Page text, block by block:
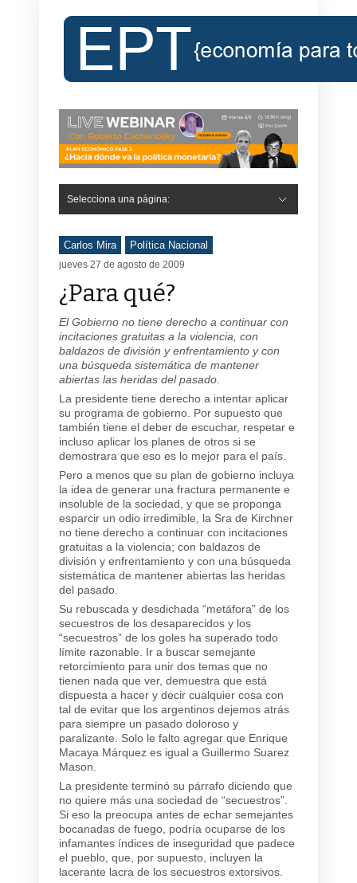
Selecciona una página:
Carlos Mira Política Nacional
jueves 27 de agosto de 2009
¿Para qué?
El Gobierno no tiene derecho a continuar con
incitaciones gratuitas a la violencia, con
baldazos de división y enfrentamiento y con
una búsqueda sistemática de mantener
abiertas las heridas del pasado.
La presidente tiene derecho a intentar aplicar
su programa de gobierno. Por supuesto que
también tiene el deber de escuchar, respetar e
incluso aplicar los planes de otros si se
demostrara que eso es lo mejor para el país.
Pero a menos que su plan de gobierno incluya
la idea de generar una fractura permanente e
insoluble de la sociedad, y que se proponga
esparcir un odio irredimible, la Sra de Kirchner
no tiene derecho a continuar con incitaciones
gratuitas a la violencia; con baldazos de
división y enfrentamiento y con una búsqueda
sistemática de mantener abiertas las heridas
del pasado.
Su rebuscada y desdichada “metáfora” de los
secuestros de los desaparecidos y los
“secuestros” de los goles ha superado todo
límite razonable. Ir a buscar semejante
retorcimiento para unir dos temas que no
tienen nada que ver, demuestra que está
dispuesta a hacer y decir cualquier cosa con
tal de evitar que los argentinos dejemos atrás
para siempre un pasado doloroso y
paralizante. Solo le falto agregar que Enrique
Macaya Márquez es igual a Guillermo Suarez
Mason.
La presidente terminó su párrafo diciendo que
no quiere más una sociedad de “secuestros”.
Si eso la preocupa antes de echar semejantes
bocanadas de fuego, podría ocuparse de los
infamantes índices de inseguridad que padece
el pueblo, que, por supuesto, incluyen la
lacerante lacra de los secuestros extorsivos.